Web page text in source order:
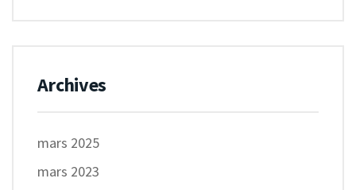
Archives
mars 2025
mars 2023